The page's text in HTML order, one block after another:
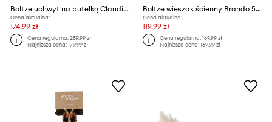
Boltze uchwyt na butelkę Claudius 13 x 21 cm
Cena aktualna:
174,99 zł
Cena regularna:259,99 zł
Najniższa cena:179,99 zł
Boltze wieszak ścienny Brando 55 cm
Cena aktualna:
119,99 zł
Cena regularna:169,99 zł
Najniższa cena:169,99 zł